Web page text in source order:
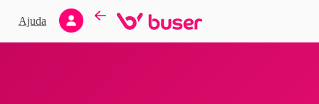
Ajuda